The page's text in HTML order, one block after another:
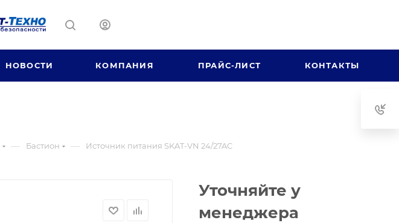
НОВОСТИ КОМПАНИЯ ПРАЙС-ЛИСТ КОНТАКТЫ
— Бастион — Источник питания SKAT-VN 24/27AC
Уточняйте у
менеджера